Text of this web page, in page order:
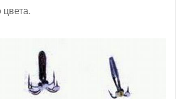
цвета.